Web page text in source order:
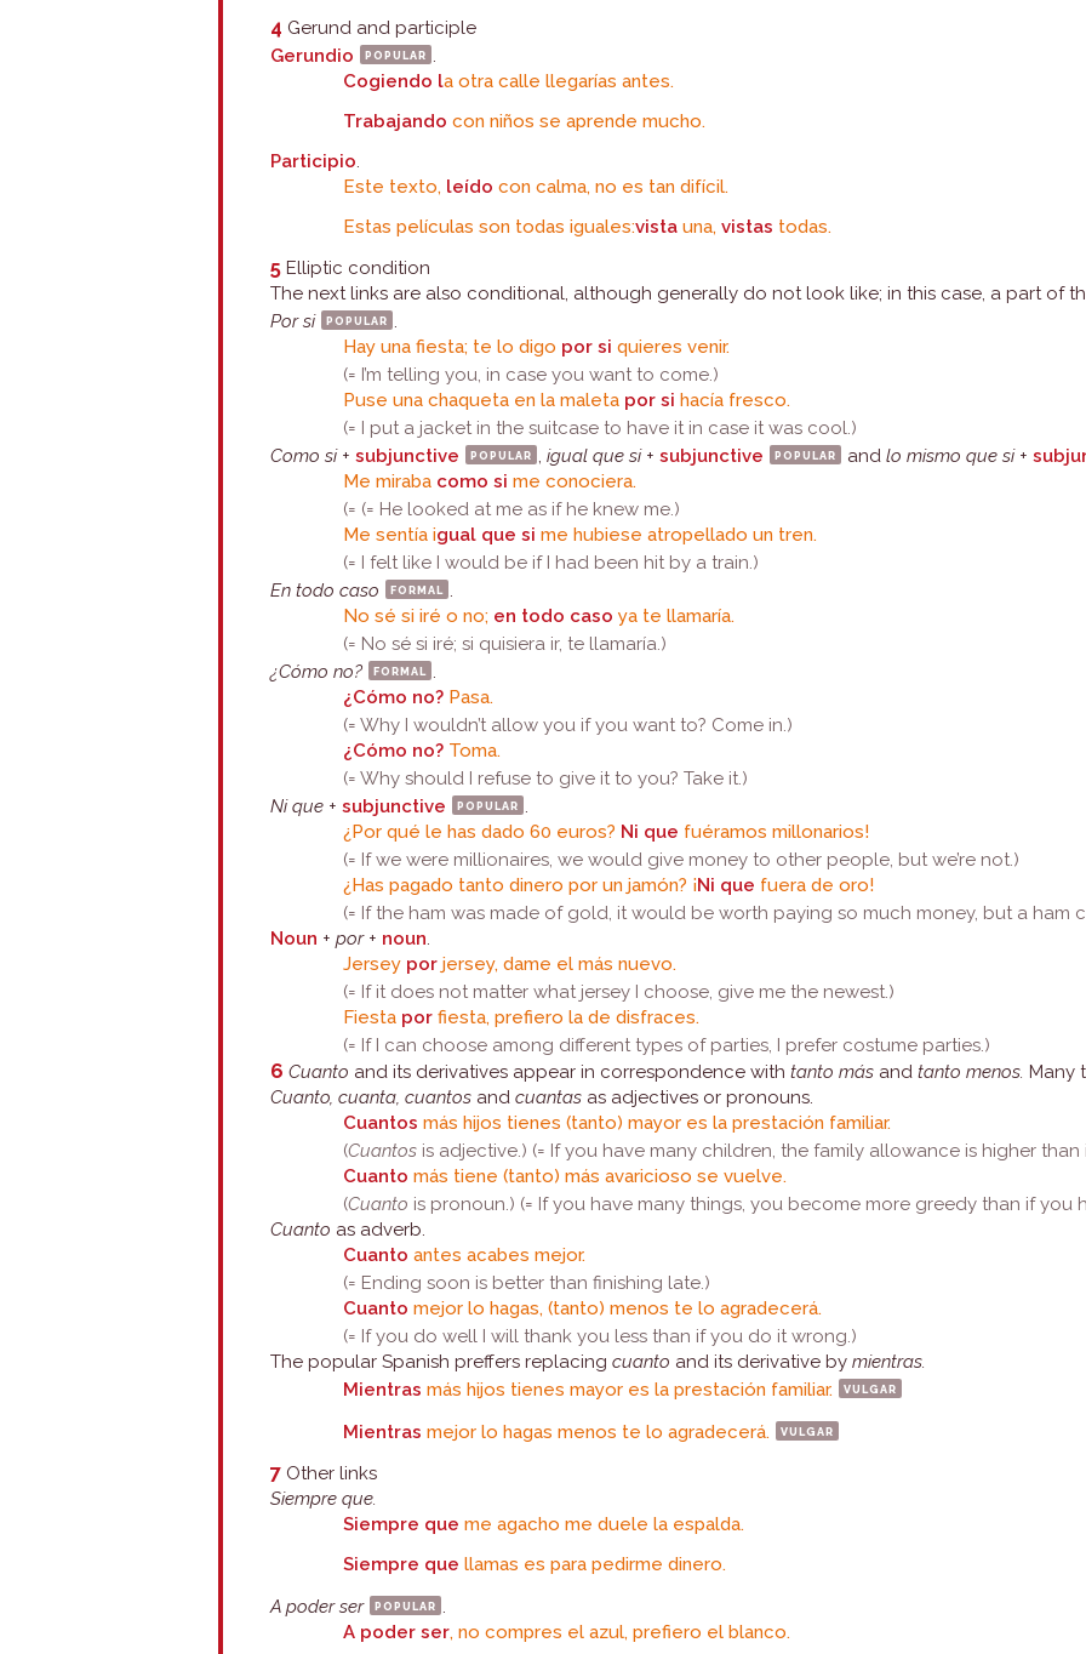
4 Gerund and participle
Gerundio
popular .
Cogiendo la otra calle llegarías antes.
Trabajandocon niños se aprende mucho.
Participio.
Este texto, leídocon calma, no es tan difícil.
Estas películas son todas iguales:vista una,vistas todas.
5 Elliptic condition
The next links are also conditional, although generally do not look like; in this case, a part of
Por si popular .
Hay una fiesta; te lo digo por siquieres venir.
(= I’m telling you, in case you want to come.)
Puse una chaqueta en la maleta por sihacía fresco.
(= I put a jacket in the suitcase to have it in case it was cool.)
Como si+subjunctive popular ,igual que si+subjunctive popular andlo mismo que si +
Me miraba como sime conociera.
(= (= He looked at me as if he knew me.)
Me sentía igual que sime hubiese atropellado un tren.
(= I felt like I would be if I had been hit by a train.)
En todo caso
formal .
No sé si iré o no; en todo caso ya te llamaría.
(= No sé si iré; si quisiera ir, te llamaría.)
¿Cómo no?
formal .
¿Cómo no? Pasa.
(= Why I wouldn’t allow you if you want to? Come in.)
¿Cómo no? Toma.
(= Why should I refuse to give it to you? Take it.)
Ni que + subjunctive popular .
¿Por qué le has dado 60 euros? Ni que fuéramos millonarios!
(= If we were millionaires, we would give money to other people, but we’re not.)
¿Has pagado tanto dinero por un jamón? ¡Ni que fuera de oro!
(= If the ham was made of gold, it would be worth paying so much money, but a ham
Noun +por+ noun.
Jersey por jersey, dame el más nuevo.
(= If it does not matter what jersey I choose, give me the newest.)
Fiesta por fiesta, prefiero la de disfraces.
(= If I can choose among different types of parties, I prefer costume parties.)
6 Cuanto and its derivatives appear in correspondence withtanto más andtanto menos. Many
Cuanto, cuanta, cuantos andcuantas as adjectives or pronouns.
Cuantos más hijos tienes (tanto) mayor es la prestación familiar.
(Cuantos is adjective.) (= If you have many children, the family allowance is higher
Cuanto más tiene (tanto) más avaricioso se vuelve.
(Cuanto is pronoun.) (= If you have many things, you become more greedy than if you
Cuanto as adverb.
Cuanto antes acabes mejor.
(= Ending soon is better than finishing late.)
Cuantomejor lo hagas, (tanto) menos te lo agradecerá.
(= If you do well I will thank you less than if you do it wrong.)
The popular Spanish preffers replacingcuanto and its derivative bymientras.
Mientras más hijos tienes mayor es la prestación familiar. vulgar
Mientras mejor lo hagas menos te lo agradecerá. vulgar
7 Other links
Siempre que.
Siempre que me agacho me duele la espalda.
Siempre que llamas es para pedirme dinero.
A poder ser popular .
A poder ser, no compres el azul, prefiero el blanco.